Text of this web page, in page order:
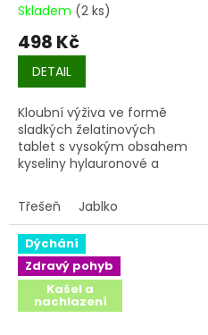
Skladem (2 ks)
498 Kč
DETAIL
Kloubní výživa ve formě
sladkých želatinových
tablet s vysokým obsahem
kyseliny hylauronové a
škodlivých éček a umělých
barviv.
Třešeň Jablko
Dýchání
Zdravý pohyb
Kašel a
nachlazení